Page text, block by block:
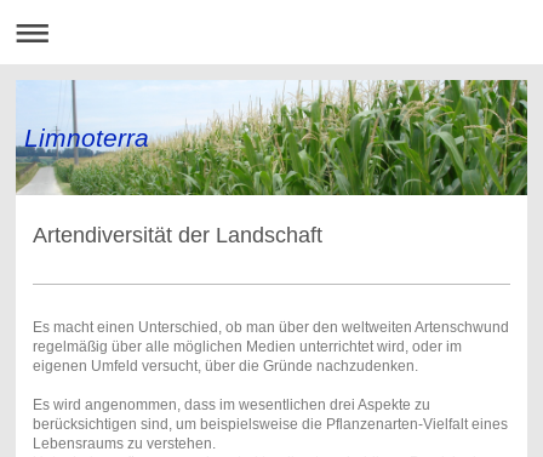
Limnoterra
Artendiversität der Landschaft
Es macht einen Unterschied, ob man über den weltweiten Artenschwund
regelmäßig über alle möglichen Medien unterrichtet wird, oder im
eigenen Umfeld versucht, über die Gründe nachzudenken.
Es wird angenommen, dass im wesentlichen drei Aspekte zu
berücksichtigen sind, um beispielsweise die Pflanzenarten-Vielfalt eines
Lebensraums zu verstehen.